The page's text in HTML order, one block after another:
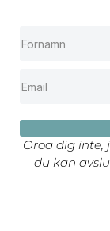
Oroa dig inte,
du kan